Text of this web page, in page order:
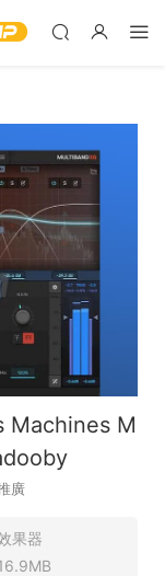
Machines M
廣
果器